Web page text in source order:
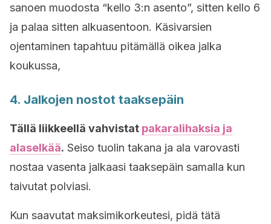
sanoen muodosta “kello 3:n asento”, sitten kello 6
ja palaa sitten alkuasentoon. Käsivarsien
ojentaminen tapahtuu pitämällä oikea jalka
koukussa,
4. Jalkojen nostot taaksepäin
Tällä liikkeellä vahvistat pakaralihaksia ja
alaselkää. Seiso tuolin takana ja ala varovasti
nostaa vasenta jalkaasi taaksepäin samalla kun
taivutat polviasi.
Kun saavutat maksimikorkeutesi, pidä tätä